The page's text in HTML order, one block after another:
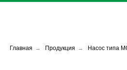
Главная → Продукция → Насос типа